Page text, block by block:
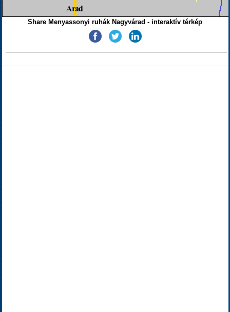
Share Menyassonyi ruhák Nagyvárad - interaktív térkép